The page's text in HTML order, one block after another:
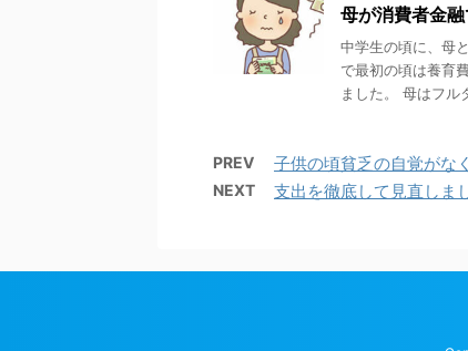
母が消費者金融
中学生の頃に、母
で最初の頃は養育
ました。 母はフル
PREV 子供の頃貧乏の自覚がな
NEXT 支出を徹底して見直しま